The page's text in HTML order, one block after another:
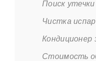
Поиск утечки
Чистка
Кондиционер
Стоимость